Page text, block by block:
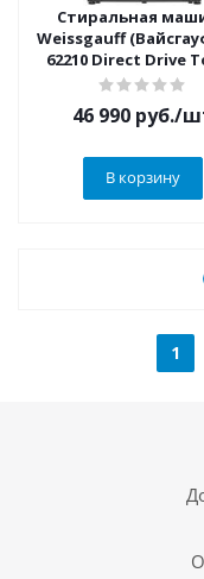
Стиральная
Weissgauff
62210 Direct Drive
Inverter Steam
46 990 руб./
В корзину
1